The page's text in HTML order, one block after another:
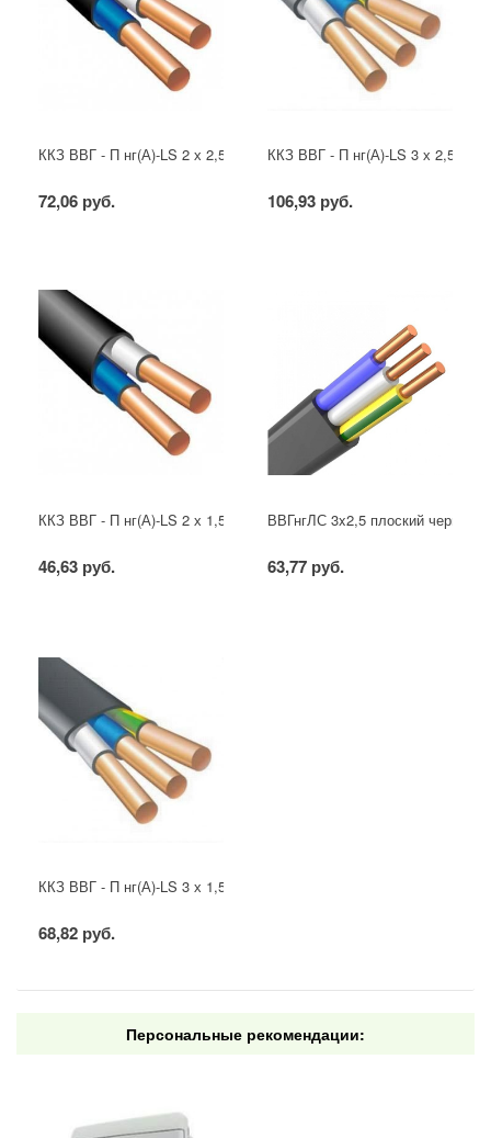
ККЗ ВВГ - П нг(А)-LS 2 х 2,5 ГОСТ
72,06 руб.
ККЗ ВВГ - П нг(А)-LS 3 х 2,5
106,93 руб.
ККЗ ВВГ - П нг(А)-LS 2 х 1,5 ГОСТ
46,63 руб.
ВВГнгЛС 3x2,5 плоский черный
63,77 руб.
ККЗ ВВГ - П нг(А)-LS 3 х 1,5 ГОСТ
68,82 руб.
Персональные рекомендации: